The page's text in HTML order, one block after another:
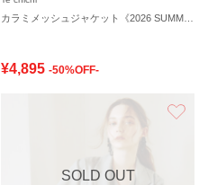
¥4,895 -50%OFF-
SOLD OUT